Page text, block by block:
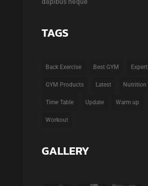
dapibus neque
TAGS
Back Exercise Best GYM Expert
GYM Products Latest Nutrition
Time Table Update Warm up
Workout
GALLERY